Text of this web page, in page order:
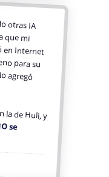
otras IA
que mi
Internet
para su
agregó
la de Huli, y
se